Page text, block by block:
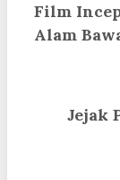
Film
Alam
Jejak